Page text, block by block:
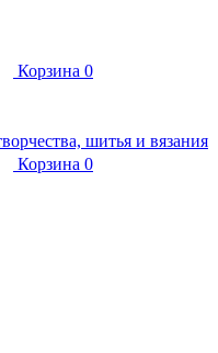
Корзина 0
Корзина 0